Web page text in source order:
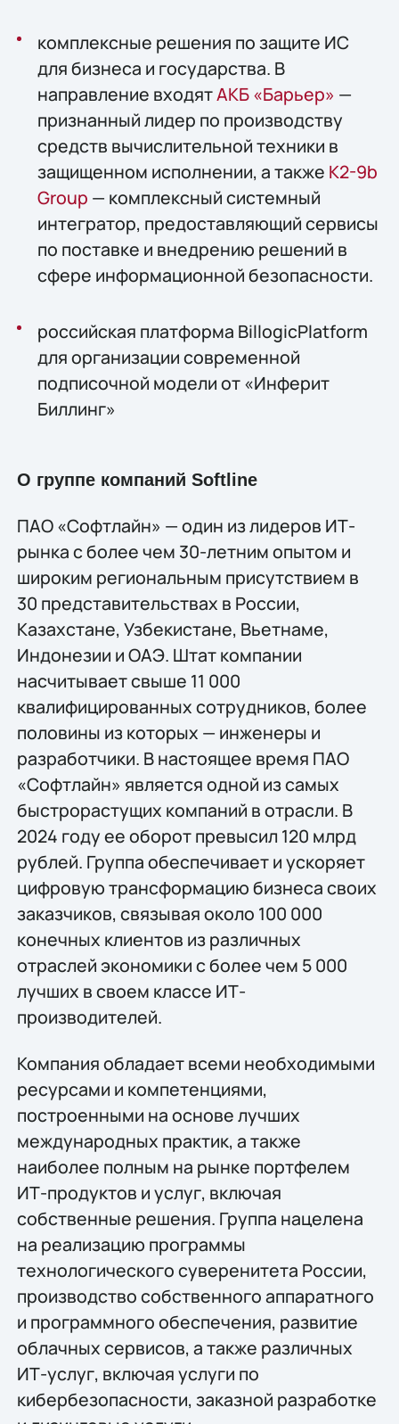
комплексные решения по защите ИС
для бизнеса и государства. В
направление входятАКБ «Барьер» —
признанный лидер по производству
средств вычислительной техники в
защищенном исполнении, а также К2-9b
Group — комплексный системный
интегратор, предоставляющий сервисы
по поставке и внедрению решений в
сфере информационной безопасности.
российская платформа BillogicPlatform
для организации современной
подписочной модели от «Инферит
Биллинг»
О группе компаний Softline
ПАО «Софтлайн» — один из лидеров ИТ-
рынка с более чем 30-летним опытом и
широким региональным присутствием в
30 представительствах в России,
Казахстане, Узбекистане, Вьетнаме,
Индонезии и ОАЭ. Штат компании
насчитывает свыше 11 000
квалифицированных сотрудников, более
половины из которых — инженеры и
разработчики. В настоящее время ПАО
«Софтлайн» является одной из самых
быстрорастущих компаний в отрасли. В
2024 году ее оборот превысил 120 млрд
рублей. Группа обеспечивает и ускоряет
цифровую трансформацию бизнеса своих
заказчиков, связывая около 100 000
конечных клиентов из различных
отраслей экономики с более чем 5 000
лучших в своем классе ИТ-
производителей.
Компания обладает всеми необходимыми
ресурсами и компетенциями,
построенными на основе лучших
международных практик, а также
наиболее полным на рынке портфелем
ИТ-продуктов и услуг, включая
собственные решения. Группа нацелена
на реализацию программы
технологического суверенитета России,
производство собственного аппаратного
и программного обеспечения, развитие
облачных сервисов, а также различных
ИТ-услуг, включая услуги по
кибербезопасности, заказной разработке